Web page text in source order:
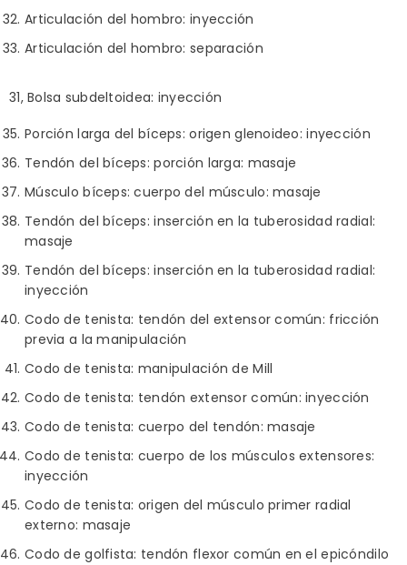
Articulación del hombro: inyección
Articulación del hombro: separación
31, Bolsa subdeltoidea: inyección
Porción larga del bíceps: origen glenoideo: inyección
Tendón del bíceps: porción larga: masaje
Músculo bíceps: cuerpo del músculo: masaje
Tendón del bíceps: inserción en la tuberosidad radial:
masaje
Tendón del bíceps: inserción en la tuberosidad radial:
inyección
Codo de tenista: tendón del extensor común: fricción
previa a la manipulación
Codo de tenista: manipulación de Mill
Codo de tenista: tendón extensor común: inyección
Codo de tenista: cuerpo del tendón: masaje
Codo de tenista: cuerpo de los músculos extensores:
inyección
Codo de tenista: origen del músculo primer radial
externo: masaje
Codo de golfista: tendón flexor común en el epicóndilo